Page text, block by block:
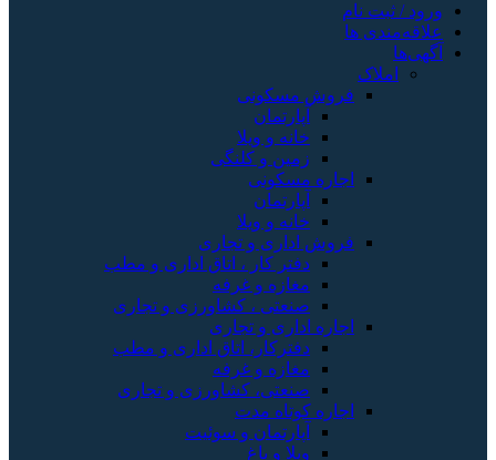
ورود / ثبت نام
علاقه‌مندی ها
آگهی‌ها
املاک
فروش مسکونی
آپارتمان
خانه و ویلا
زمین و کلنگی
اجاره مسکونی
آپارتمان
خانه و ویلا
فروش اداری و تجاری
دفتر کار ، اتاق اداری و مطب
مغازه و غرفه
صنعتی ، کشاورزی و تجاری
اجاره اداری و تجاری
دفترکار، اتاق اداری و مطب
مغازه و غرفه
صنعتی، کشاورزی و تجاری
اجاره کوتاه مدت
آپارتمان و سوئیت
ویلا و باغ